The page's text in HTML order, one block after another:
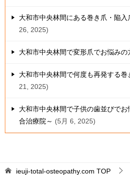
大和市中央林間にある巻き爪・陥
26, 2025
大和市中央林間で変形爪でお悩みの
大和市中央林間で何度も再発する
21, 2025
大和市中央林間で子供の歯並びで
合治療院～
5月 6, 2025
ieuji-total-osteopathy.com TOP